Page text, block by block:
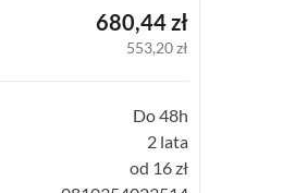
680,44 zł
553,20 zł
Do 48h
2 lata
od 16 zł